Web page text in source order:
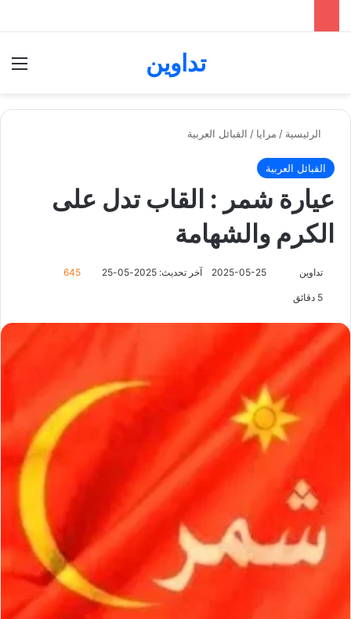
تداوين
الرئيسية / مرايا / القبائل العربية
القبائل العربية
عيارة شمر : القاب تدل على
الكرم والشهامة
تداوين 2025-05-25 آخر تحديث: 2025-05-25 645